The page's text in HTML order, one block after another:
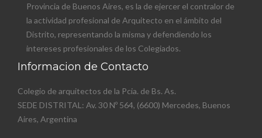
Provincia de Buenos Aires, es la de ejercer el contralor de
la actividad profesional de Arquitecto en el ámbito del
Distrito, representando la misma y defendiendo los
intereses profesionales de los Colegiados.
Informacion de Contacto
Colegio de arquitectos de la Pcia. de Bs. As.
SEDE DISTRITAL: Av. 30 Nº 564, (6600) Mercedes, Buenos
Aires, Argentina